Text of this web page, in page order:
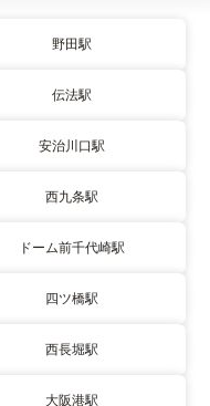
野田駅
伝法駅
安治川口駅
西九条駅
ドーム前千代崎駅
四ツ橋駅
西長堀駅
大阪港駅